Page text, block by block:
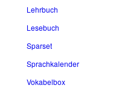
Lehrbuch
Lesebuch
Sparset
Sprachkalender
Vokabelbox